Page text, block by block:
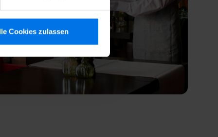
Cookies zulassen